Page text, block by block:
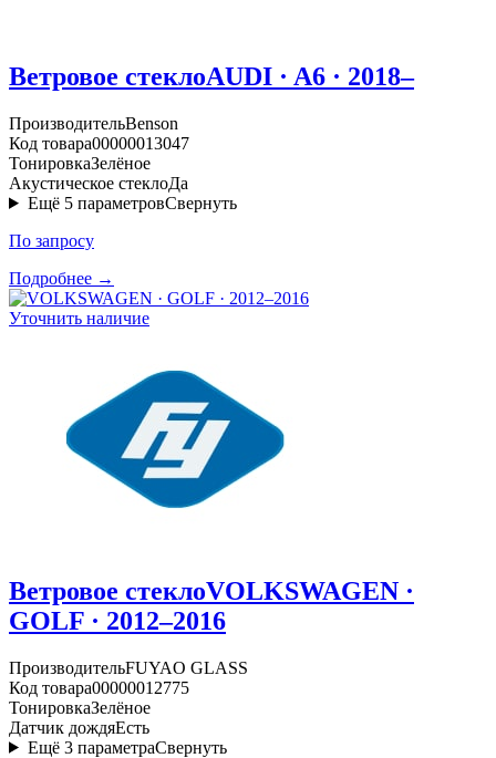
Ветровое стеклоAUDI · A6 · 2018–
ПроизводительBenson
Код товара00000013047
ТонировкаЗелёное
Акустическое стеклоДа
Ещё 5 параметровСвернуть
По запросу
Подробнее →
Уточнить наличие
Ветровое стеклоVOLKSWAGEN ·
GOLF · 2012–2016
ПроизводительFUYAO GLASS
Код товара00000012775
ТонировкаЗелёное
Датчик дождяЕсть
Ещё 3 параметраСвернуть